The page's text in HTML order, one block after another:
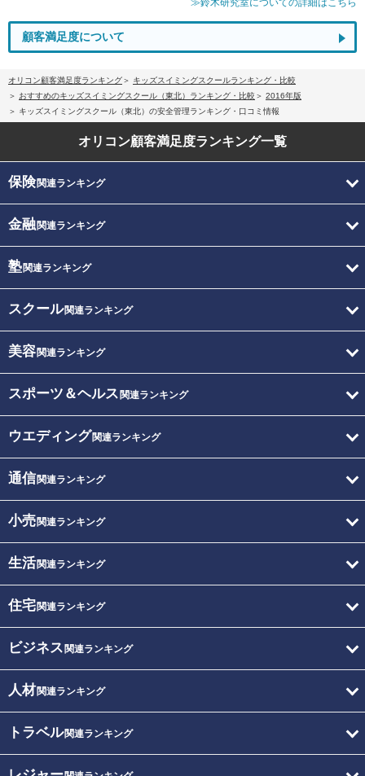
顧客満足度について
オリコン顧客満足度ランキング
キッズスイミングスクールランキング・比較
おすすめのキッズスイミングスクール（東北）ランキング・比較
2016年版
キッズスイミングスクール（東北）の安全管理ランキング・口コミ情報
オリコン顧客満足度ランキング一覧
保険関連ランキング
金融関連ランキング
塾関連ランキング
スクール関連ランキング
美容関連ランキング
スポーツ＆ヘルス 関連ランキング
ウエディング関連ランキング
通信関連ランキング
小売関連ランキング
生活関連ランキング
住宅関連ランキング
ビジネス 関連ランキング
人材関連ランキング
トラベル関連ランキング